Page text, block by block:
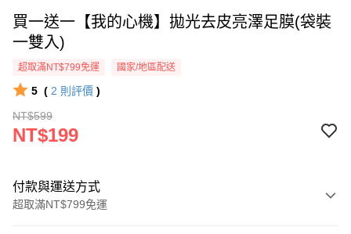
買一送一【我的心機】拋光去皮亮澤足膜(袋裝
一雙入)
超取滿NT$799免運 國家/地區配送
5 ( 2 則評價 )
NT$599
NT$199
付款與運送方式
超取滿NT$799免運